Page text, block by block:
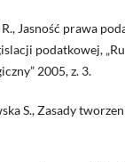
Jasność prawa
podatkowej,
2005, z. 3.
S., Zasady